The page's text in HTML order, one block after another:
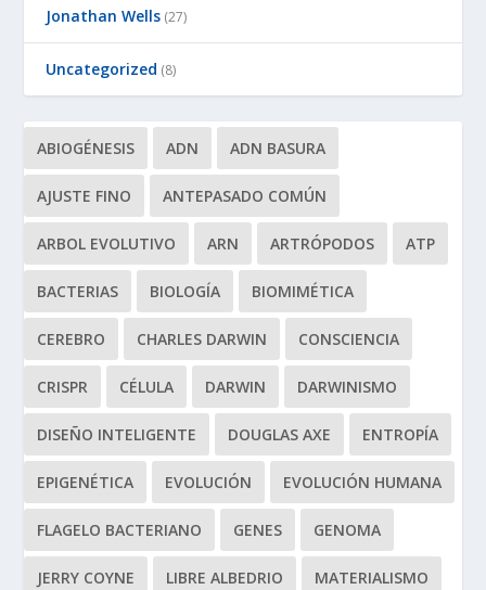
Jonathan Wells (27)
Uncategorized (8)
ABIOGÉNESIS ADN ADN BASURA
AJUSTE FINO ANTEPASADO COMÚN
ARBOL EVOLUTIVO ARN ARTRÓPODOS ATP
BACTERIAS BIOLOGÍA BIOMIMÉTICA
CEREBRO CHARLES DARWIN CONSCIENCIA
CRISPR CÉLULA DARWIN DARWINISMO
DISEÑO INTELIGENTE DOUGLAS AXE ENTROPÍA
EPIGENÉTICA EVOLUCIÓN EVOLUCIÓN HUMANA
FLAGELO BACTERIANO GENES GENOMA
JERRY COYNE LIBRE ALBEDRIO MATERIALISMO